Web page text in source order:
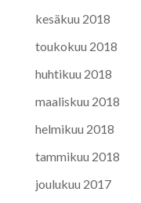
kesäkuu 2018
toukokuu 2018
huhtikuu 2018
maaliskuu 2018
helmikuu 2018
tammikuu 2018
joulukuu 2017